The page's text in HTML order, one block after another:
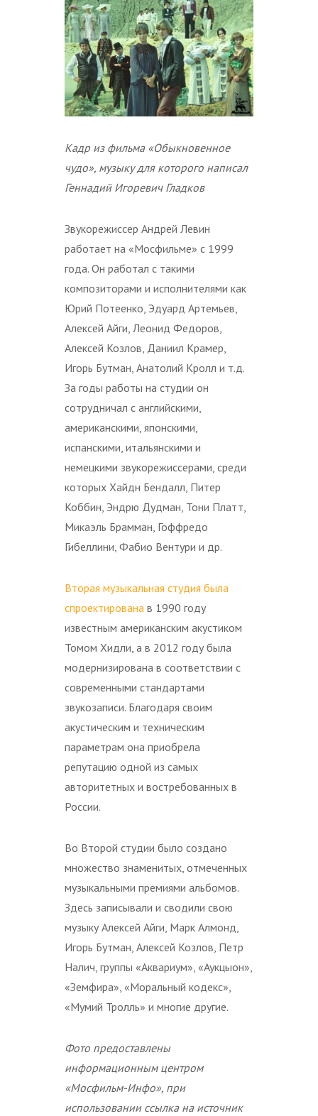
Кадр из фильма «Обыкновенное
чудо», музыку для которого написал
Геннадий Игоревич Гладков
Звукорежиссер Андрей Левин
работает на «Мосфильме» с 1999
года. Он работал с такими
композиторами и исполнителями как
Юрий Потеенко, Эдуард Артемьев,
Алексей Айги, Леонид Федоров,
Алексей Козлов, Даниил Крамер,
Игорь Бутман, Анатолий Кролл и т.д.
За годы работы на студии он
сотрудничал с английскими,
американскими, японскими,
испанскими, итальянскими и
немецкими звукорежиссерами, среди
которых Хайдн Бендалл, Питер
Коббин, Эндрю Дудман, Тони Платт,
Микаэль Брамман, Гоффредо
Гибеллини, Фабио Вентури и др.
Вторая музыкальная студия была
спроектирована в 1990 году
известным американским акустиком
Томом Хидли, а в 2012 году была
модернизирована в соответствии с
современными стандартами
звукозаписи. Благодаря своим
акустическим и техническим
параметрам она приобрела
репутацию одной из самых
авторитетных и востребованных в
России.
Во Второй студии было создано
множество знаменитых, отмеченных
музыкальными премиями альбомов.
Здесь записывали и сводили свою
музыку Алексей Айги, Марк Алмонд,
Игорь Бутман, Алексей Козлов, Петр
Налич, группы «Аквариум», «Аукцыон»,
«Земфира», «Моральный кодекс»,
«Мумий Тролль» и многие другие.
Фото предоставлены
информационным центром
«Мосфильм-Инфо», при
использовании ссылка на источник